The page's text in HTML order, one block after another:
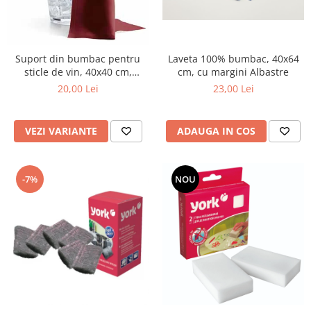
pentru bucatarie
Detergenti Rufe & Intretinere
Detergenti de rufe
Balsam de rufe
concentrate parfumare rufe
Neutralizare miros si odorizare
rufe
Solutii indepartare pete si
inalbitori rufe
Vopsea pentru articole textile si
articole din piele
Articole complementare
Articole Menaj & Accesorii pentru
Suport din bumbac pentru
sticle de vin, 40x40 cm,
diferite culori
20,00 Lei
VEZI VARIANTE
Laveta 100% bumbac, 40x64
cm, cu margini Albastre
23,00 Lei
ADAUGA IN COS
-7% NOU